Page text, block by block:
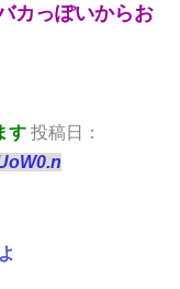
カっぽいからお
す 投稿日：